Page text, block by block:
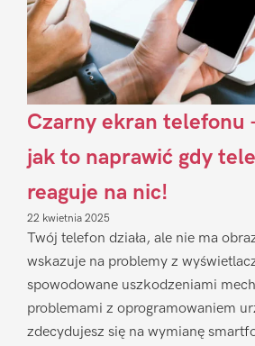
Czarny ekran telefonu
jak to naprawić gdy
reaguje na nic!
22 kwietnia 2025
Twój telefon działa, ale nie ma
wskazuje na problemy z
spowodowane uszkodzeniami
problemami z oprogramowaniem
zdecydujesz się na wymianę